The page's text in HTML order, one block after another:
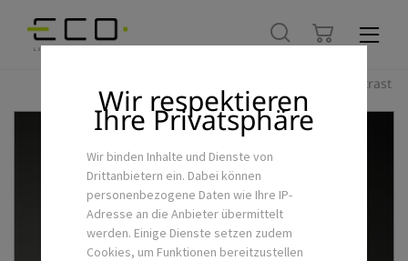
Hoher Kontrast
Wir respektieren
Ihre Privatsphäre
Wir binden Inhalte und Dienste von
Drittanbietern ein. Dabei können
personenbezogene Daten wie Ihre IP-
Adresse an die Anbieter übermittelt
werden. Einige Dienste setzen zudem
Cookies, um Funktionen bereitzustellen